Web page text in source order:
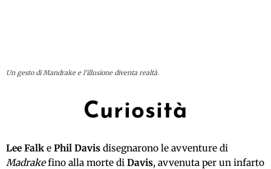
Un gesto di Mandrake e l’illusione diventa realtà.
Curiosità
Lee Falk e Phil Davis disegnarono le avventure di
Madrakefino alla morte di Davis, avvenuta per un infarto